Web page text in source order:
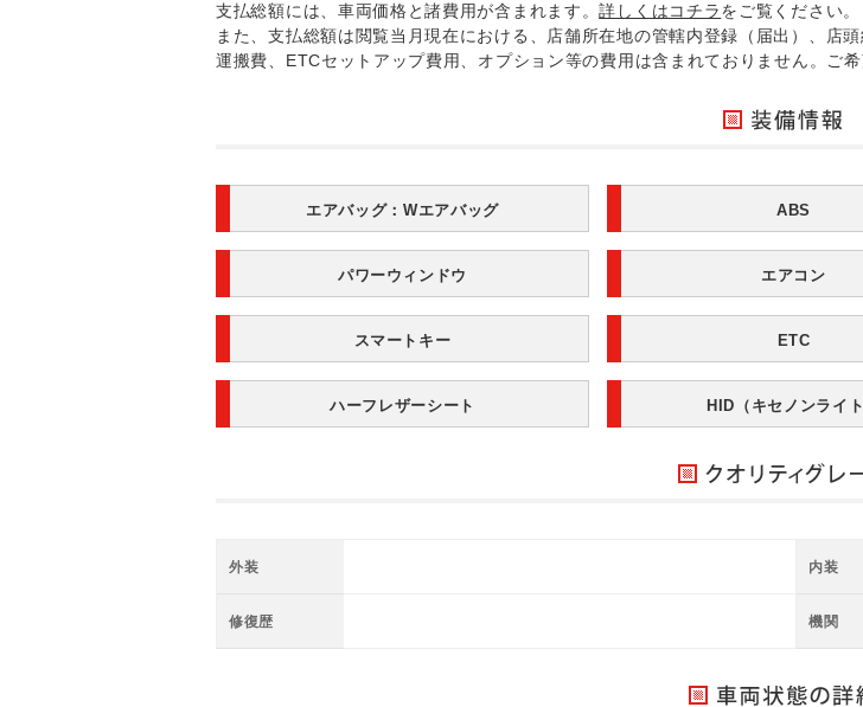
支払総額には、車両価格と諸費用が含まれます。詳しくはコチラをご覧ください。
また、支払総額は閲覧当月現在における、店舗所在地の管轄内登録（届出）、店
運搬費、ETCセットアップ費用、オプション等の費用は含まれておりません。ご
エアバッグ： Wエアバッグ ABS
パワーウィンドウ エアコン
スマートキー ETC
ハーフレザーシート HID（キセノンライト
外装 内装
修復歴 機関